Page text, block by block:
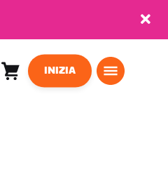
Carrello0
INIZIA